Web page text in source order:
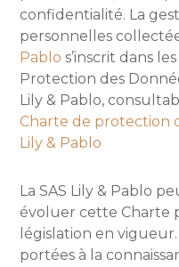
confidentialité. La
personnelles
Pablos’inscrit dans
Protection des
Lily & Pablo,
Charte de protection
Lily & Pablo
La SAS Lily & Pablo
évoluer cette Charte
législation en
portées à la